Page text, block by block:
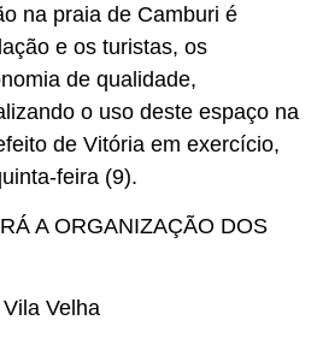
na praia de Camburi é
e os turistas, os
de qualidade,
o uso deste espaço na
de Vitória em exercício,
feira (9).
A ORGANIZAÇÃO DOS
Velha